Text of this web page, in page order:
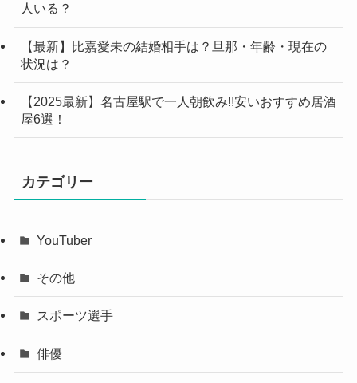
人いる？
【最新】比嘉愛未の結婚相手は？旦那・年齢・現在の
状況は？
【2025最新】名古屋駅で一人朝飲み!!安いおすすめ居酒
屋6選！
カテゴリー
YouTuber
その他
スポーツ選手
俳優